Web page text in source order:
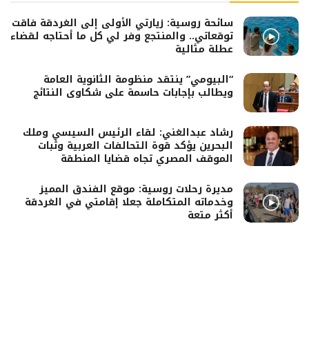
سائحة روسية: زيارتي الأولى إلى الغردقة فاقت
توقعاتي.. والمنتجع وفر لي كل ما أحتاجه لقضاء
عطلة مثالية
“البيومي” ينتقد منظومة الثانوية العامة
ويطالب بإجابات حاسمة على شكاوى النتائج
رشاد عبدالغني: لقاء الرئيس السيسي وملك
البحرين يؤكد قوة التحالفات العربية وثبات
الموقف المصري تجاه قضايا المنطقة
مديرة رحلات روسية: موقع الفندق المميز
وخدماته المتكاملة جعلا إقامتي في الغردقة
أكثر متعة